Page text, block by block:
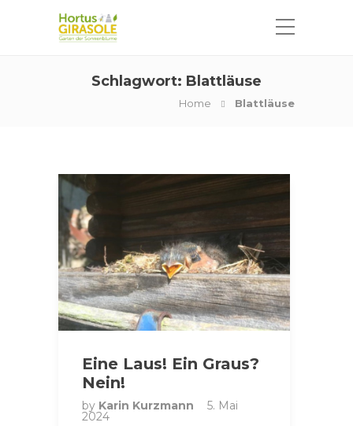
Schlagwort: Blattläuse
Home Blattläuse
Eine Laus! Ein Graus?
Nein!
by Karin Kurzmann 5. Mai
2024